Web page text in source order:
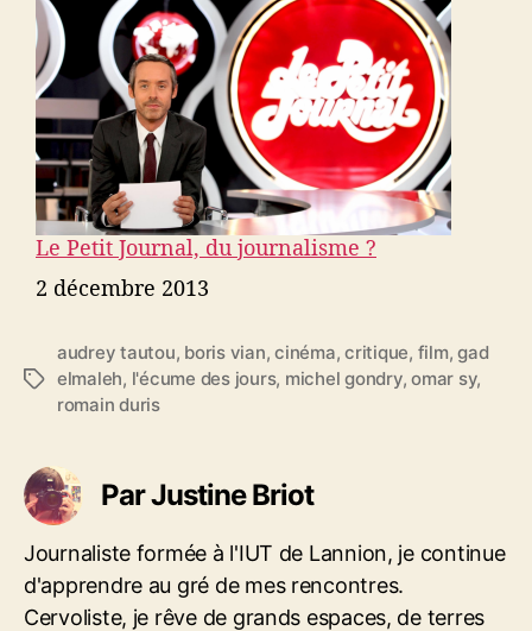
Le Petit Journal, du journalisme ?
Date
2 décembre 2013
É
u
e
t
e
s
audrey tautou, boris vian,cinéma,critique, film,gad
elmaleh, l'écume des jours, michel gondry,omar sy,
romain duris
Par Justine Briot
Journaliste formée à l'IUT de Lannion, je continue
d'apprendre au gré de mes rencontres.
Cervoliste, je rêve de grands espaces, de terres